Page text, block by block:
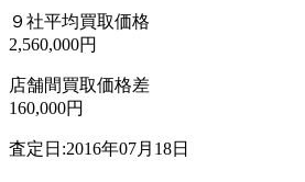
９社平均買取価格
2,560,000円
店舗間買取価格差
160,000円
査定日:2016年07月18日